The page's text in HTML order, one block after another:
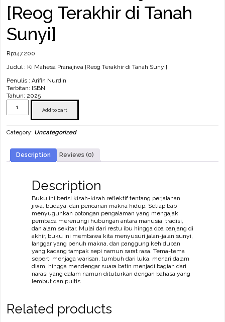
[Reog Terakhir di Tanah
Sunyi]
Rp147.200
Judul : Ki Mahesa Pranajiwa [Reog Terakhir di Tanah Sunyi]
Penulis : Arifin Nurdin
Terbitan: ISBN
Tahun: 2025
Mahesa
Terakhir
Tanah
Sunyi]
quantity
Add to cart
Category: Uncategorized
Description Reviews (0)
Description
Buku ini berisi kisah-kisah reflektif tentang perjalanan
jiwa, budaya, dan pencarian makna hidup. Setiap bab
menyuguhkan potongan pengalaman yang mengajak
pembaca merenungi hubungan antara manusia, tradisi,
dan alam sekitar. Mulai dari restu ibu hingga doa panjang di
akhir, buku ini membawa kita menyusuri jalan-jalan sunyi,
langgar yang penuh makna, dan panggung kehidupan
yang kadang tampak sepi namun sarat rasa. Tema-tema
seperti menjaga warisan, tumbuh dari luka, menari dalam
diam, hingga mendengar suara batin menjadi bagian dari
narasi yang dalam namun dituturkan dengan bahasa yang
lembut dan puitis.
Related products